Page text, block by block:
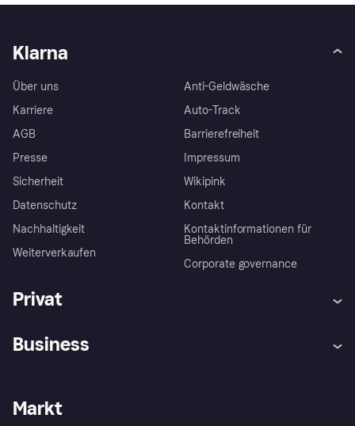
Klarna
Über uns
Karriere
AGB
Presse
Sicherheit
Datenschutz
Nachhaltigkeit
Weiterverkaufen
Anti-Geldwäsche
Auto-Track
Barrierefreiheit
Impressum
Wikipink
Kontakt
Kontaktinformationen für
Behörden
Corporate governance
Privat
Klarna App
Business
Händlerportal
Markt